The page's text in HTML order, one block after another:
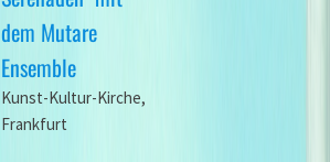
dem Mutare
Ensemble
Kunst-Kultur-Kirche,
Frankfurt